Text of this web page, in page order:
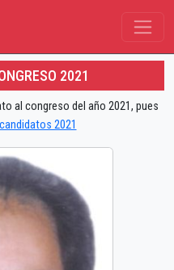
2021
al congreso del año 2021, pues
2021